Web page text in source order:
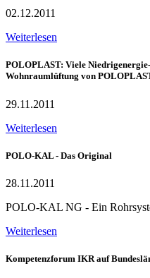
02.12.2011
Weiterlesen
POLOPLAST: Viele
Wohnraumlüftung von
29.11.2011
Weiterlesen
POLO-KAL - Das Original
28.11.2011
POLO-KAL NG - Ein
Weiterlesen
Kompetenzforum IKR auf